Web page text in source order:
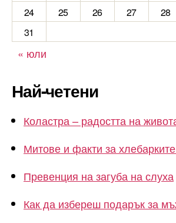
24
25 26 27 28
31
« юли
Най-четени
Коластра – радостта на
Митове и факти за
Превенция на загуба на слуха
Как да избереш подарък за